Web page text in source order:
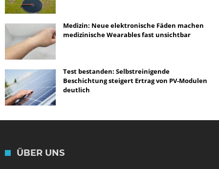
Medizin: Neue elektronische Fäden machen
medizinische Wearables fast unsichtbar
Test bestanden: Selbstreinigende
Beschichtung steigert Ertrag von PV-Modulen
deutlich
ÜBER UNS